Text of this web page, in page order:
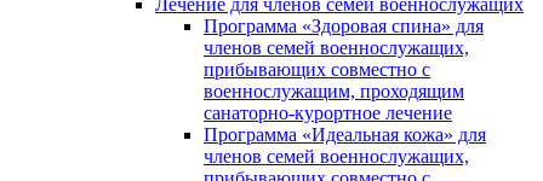
Лечение для членов семей военнослужащих
Программа «Здоровая спина» для
членов семей военнослужащих,
прибывающих совместно с
военнослужащим, проходящим
санаторно-курортное лечение
Программа «Идеальная кожа» для
членов семей военнослужащих,